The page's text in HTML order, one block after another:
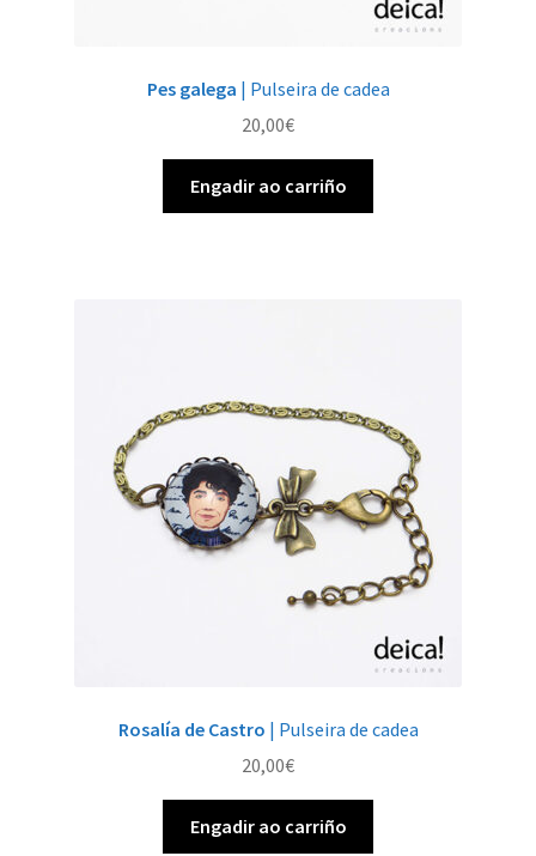
Pes galega | Pulseira de cadea
20,00€
Engadir ao carriño
Rosalía de Castro | Pulseira de cadea
20,00€
Engadir ao carriño